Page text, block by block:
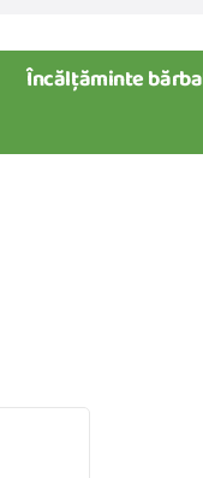
Încălțăminte